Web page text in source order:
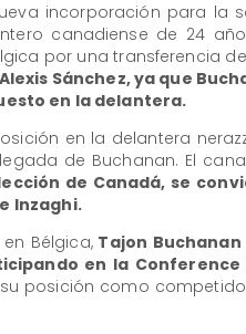
incorporación para la
canadiense de 24
por una transferencia
Sánchez, ya que
en la delantera.
en la delantera
de Buchanan. El
de Canadá, se
Inzaghi.
Bélgica,Tajon Buchanan
en la Conference
posición como